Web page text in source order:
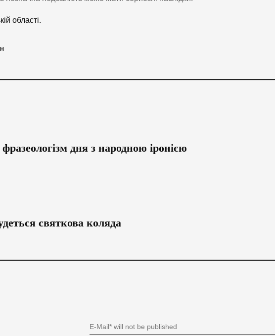
області.
дня з народною іронією
святкова коляда